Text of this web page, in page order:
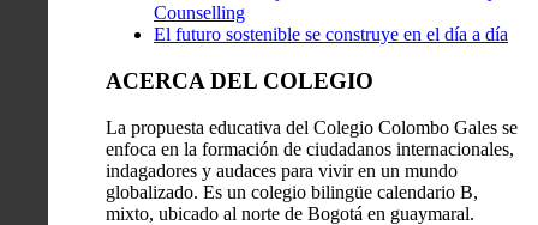
Counselling
El futuro sostenible se construye en el día a día
ACERCA DEL COLEGIO
La propuesta educativa del Colegio Colombo Gales se
enfoca en la formación de ciudadanos internacionales,
indagadores y audaces para vivir en un mundo
globalizado. Es un colegio bilingüe calendario B,
mixto, ubicado al norte de Bogotá en guaymaral.